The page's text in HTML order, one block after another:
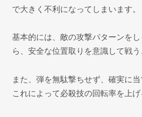
で大きく不利になってしまいます。
基本的には、敵の攻撃パターンを
ら、安全な位置取りを意識して戦う
また、弾を無駄撃ちせず、確実に当
これによって必殺技の回転率を上げ